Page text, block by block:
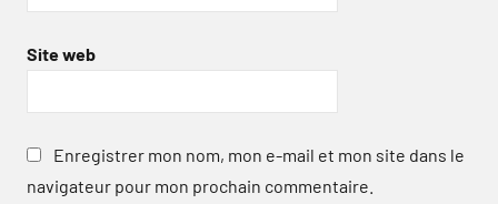
Site web
Enregistrer mon nom, mon e-mail et mon site dans le
navigateur pour mon prochain commentaire.